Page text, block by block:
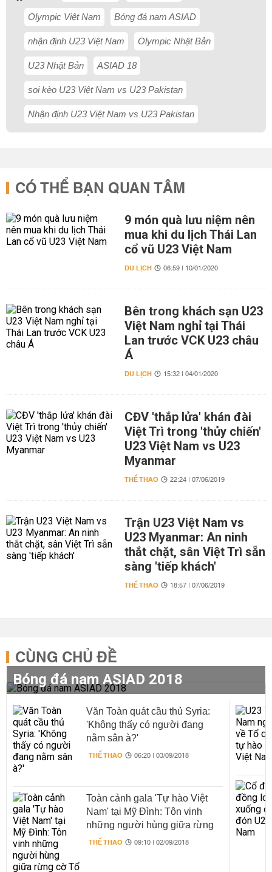
Olympic Việt Nam Bóng đá nam ASIAD
nhận định U23 Việt Nam Olympic Nhật Bản
U23 Nhật Bản ASIAD 18
soi kèo U23 Việt Nam vs U23 Pakistan
Nhận định U23 Việt Nam vs U23 Pakistan
CÓ THỂ BẠN QUAN TÂM
9 món quà lưu niệm nên
mua khi du lịch Thái Lan
cổ vũ U23 Việt Nam
DU LỊCH 06:59 | 10/01/2020
Bên trong khách sạn U23
Việt Nam nghỉ tại Thái
Lan trước VCK U23 châu
Á
DU LỊCH 15:32 | 04/01/2020
CĐV 'thắp lửa' khán đài
Việt Trì trong 'thủy chiến'
U23 Việt Nam vs U23
Myanmar
THỂ THAO 22:24 | 07/06/2019
Trận U23 Việt Nam vs
U23 Myanmar: An ninh
thắt chặt, sân Việt Trì sẵn
sàng 'tiếp khách'
THỂ THAO 18:57 | 07/06/2019
CÙNG CHỦ ĐỀ
Bóng đá nam ASIAD 2018
Văn Toàn quát cầu thủ Syria:
'Không thấy có người đang
nằm sân à?'
THỂ THAO 06:20 | 03/09/2018
Toàn cảnh gala 'Tự hào Việt
Nam' tại Mỹ Đình: Tôn vinh
những người hùng giữa rừng
cờ Tổ quốc
THỂ THAO 09:10 | 02/09/2018